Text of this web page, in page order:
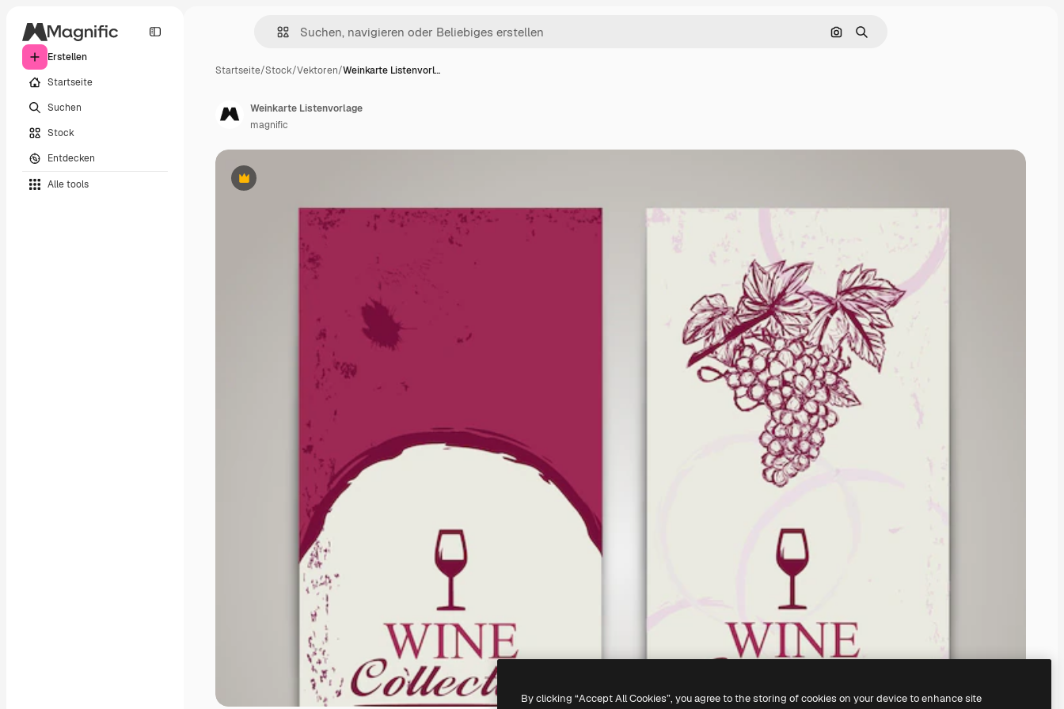
Erstellen
Startseite
Suchen
Stock
Entdecken
Alle tools
Nach Bild suchen
Suchen
Startseite/Stock/Vektoren/Weinkarte Listenvorl…
Premium
Weinkarte Listenvorlage
magnific
By clicking “Accept All Cookies”, you agree to the storing of cookies on your device to enhance site